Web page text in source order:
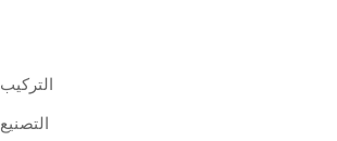
التركيب
التصنيع